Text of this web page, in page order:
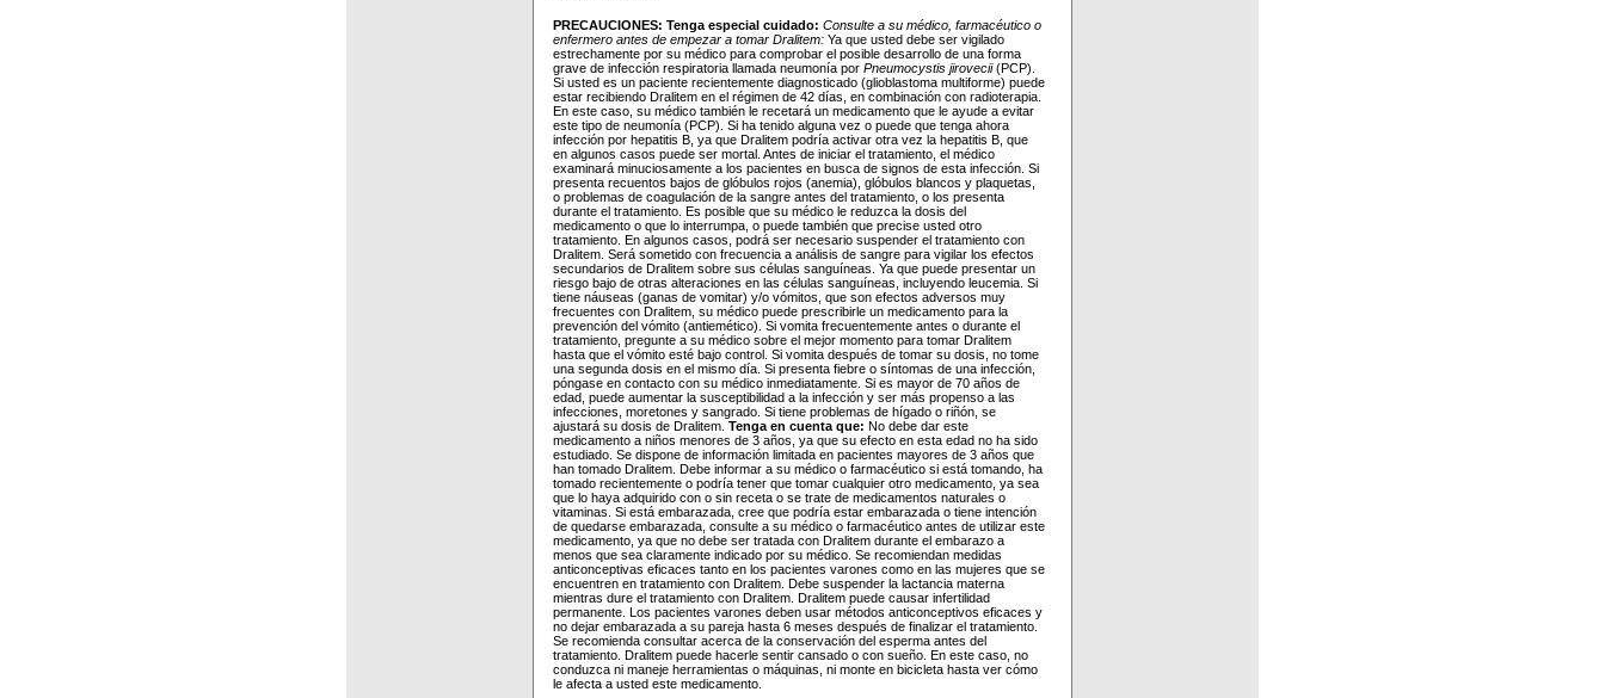
PRECAUCIONES: Tenga especial cuidado: Consulte a su médico, farmacéutico o
enfermero antes de empezar a tomar Dralitem: Ya que usted debe ser vigilado
estrechamente por su médico para comprobar el posible desarrollo de una forma
grave de infección respiratoria llamada neumonía por Pneumocystis jirovecii(PCP).
Si usted es un paciente recientemente diagnosticado (glioblastoma multiforme) puede
estar recibiendo Dralitem en el régimen de 42 días, en combinación con radioterapia.
En este caso, su médico también le recetará un medicamento que le ayude a evitar
este tipo de neumonía (PCP). Si ha tenido alguna vez o puede que tenga ahora
infección por hepatitis B, ya que Dralitem podría activar otra vez la hepatitis B, que
en algunos casos puede ser mortal. Antes de iniciar el tratamiento, el médico
examinará minuciosamente a los pacientes en busca de signos de esta infección. Si
presenta recuentos bajos de glóbulos rojos (anemia), glóbulos blancos y plaquetas,
o problemas de coagulación de la sangre antes del tratamiento, o los presenta
durante el tratamiento. Es posible que su médico le reduzca la dosis del
medicamento o que lo interrumpa, o puede también que precise usted otro
tratamiento. En algunos casos, podrá ser necesario suspender el tratamiento con
Dralitem. Será sometido con frecuencia a análisis de sangre para vigilar los efectos
secundarios de Dralitem sobre sus células sanguíneas. Ya que puede presentar un
riesgo bajo de otras alteraciones en las células sanguíneas, incluyendo leucemia. Si
tiene náuseas (ganas de vomitar) y/o vómitos, que son efectos adversos muy
frecuentes con Dralitem, su médico puede prescribirle un medicamento para la
prevención del vómito (antiemético). Si vomita frecuentemente antes o durante el
tratamiento, pregunte a su médico sobre el mejor momento para tomar Dralitem
hasta que el vómito esté bajo control. Si vomita después de tomar su dosis, no tome
una segunda dosis en el mismo día. Si presenta fiebre o síntomas de una infección,
póngase en contacto con su médico inmediatamente. Si es mayor de 70 años de
edad, puede aumentar la susceptibilidad a la infección y ser más propenso a las
infecciones, moretones y sangrado. Si tiene problemas de hígado o riñón, se
ajustará su dosis de Dralitem. Tenga en cuenta que: No debe dar este
medicamento a niños menores de 3 años, ya que su efecto en esta edad no ha sido
estudiado. Se dispone de información limitada en pacientes mayores de 3 años que
han tomado Dralitem. Debe informar a su médico o farmacéutico si está tomando, ha
tomado recientemente o podría tener que tomar cualquier otro medicamento, ya sea
que lo haya adquirido con o sin receta o se trate de medicamentos naturales o
vitaminas. Si está embarazada, cree que podría estar embarazada o tiene intención
de quedarse embarazada, consulte a su médico o farmacéutico antes de utilizar este
medicamento, ya que no debe ser tratada con Dralitem durante el embarazo a
menos que sea claramente indicado por su médico. Se recomiendan medidas
anticonceptivas eficaces tanto en los pacientes varones como en las mujeres que se
encuentren en tratamiento con Dralitem. Debe suspender la lactancia materna
mientras dure el tratamiento con Dralitem. Dralitem puede causar infertilidad
permanente. Los pacientes varones deben usar métodos anticonceptivos eficaces y
no dejar embarazada a su pareja hasta 6 meses después de finalizar el tratamiento.
Se recomienda consultar acerca de la conservación del esperma antes del
tratamiento. Dralitem puede hacerle sentir cansado o con sueño. En este caso, no
conduzca ni maneje herramientas o máquinas, ni monte en bicicleta hasta ver cómo
le afecta a usted este medicamento.